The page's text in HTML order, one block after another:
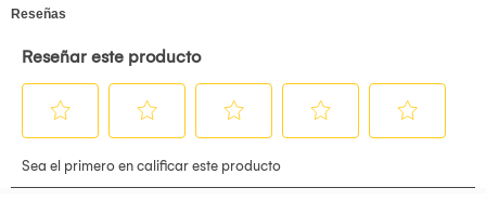
(sachects, pods) y cápsulas Nespresso Original
hogar
cappuccinos a la vez
Sistema de 19 bares con bomba italiana y temperatura 30%
más consistente para asegurar una taza de café siempre
Barra indicadora de progreso para precalentamiento y
preparaciónç